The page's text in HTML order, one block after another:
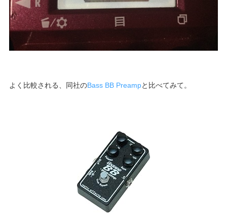
よく比較される、同社のBass BB Preampと比べてみて。